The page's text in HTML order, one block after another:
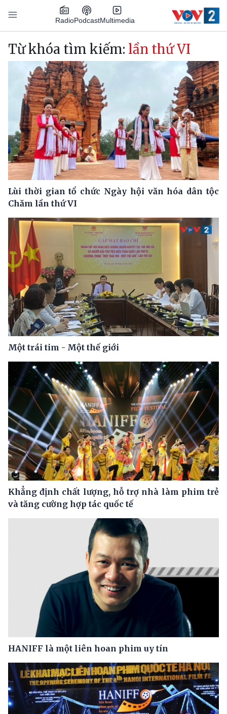
Nhảy đến nội dung
RadioPodcastMultimedia
Main navigation
Từ khóa tìm kiếm: lần thứ VI
Lùi thời gian tổ chức Ngày hội văn hóa dân tộc
Chăm lần thứ VI
Một trái tim - Một thế giới
Khẳng định chất lượng, hỗ trợ nhà làm phim trẻ
và tăng cường hợp tác quốc tế
HANIFF là một liên hoan phim uy tín